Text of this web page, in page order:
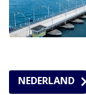
NEDERLAND